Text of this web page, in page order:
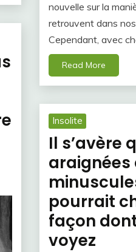
nouvelle sur la
retrouvent dans
Cependant, avec
Read More
Insolite
Il s’avère
araignées
pourrait
façon
voyez